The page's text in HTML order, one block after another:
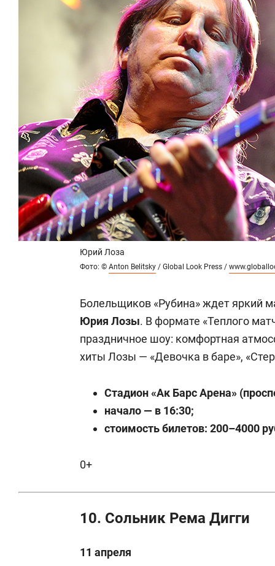
Юрий Лоза
Фото: © Anton Belitsky / Global Look Press /
Болельщиков «Рубина» ждет яркий
Юрия Лозы. В формате «Теплого
праздничное шоу: комфортная
хиты Лозы — «Девочка в баре»,
Стадион «Ак Барс Арена»
начало — в 16:30;
стоимость билетов: 200–4000
0+
10. Сольник Рема Дигги
11 апреля